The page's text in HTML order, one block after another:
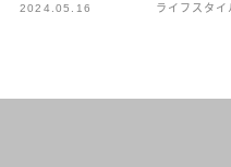
プロフィールを読む
2024.05.16 ライフスタイ